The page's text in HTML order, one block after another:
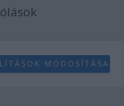
MÓDOSÍTÁSA